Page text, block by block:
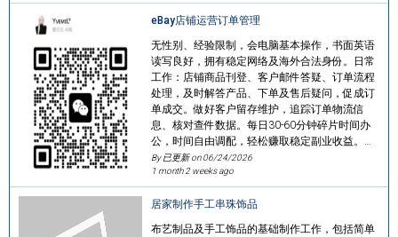
eBay店铺运营订单管理
无性别、经验限制，会电脑基本操作，书面英语
读写良好，拥有稳定网络及海外合法身份。日常
工作：店铺商品刊登、客户邮件答疑、订单流程
处理，及时解答产品、下单及售后疑问，促成订
单成交。做好客户留存维护，追踪订单物流信
息、核对查件数据。每日30-60分钟碎片时间办
公，时间自由调配，轻松赚取稳定副业收益。…
By 已更新 on06/24/2026
1 month 2 weeks ago
居家制作手工串珠饰品
布艺制品及手工饰品的基础制作工作，包括简单